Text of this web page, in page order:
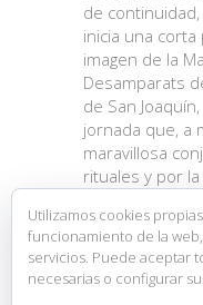
de
inicia una
imagen de la
Desamparats
de San
jornada que, a
maravillosa
rituales y por
expresiones
cultura local;
lo religioso
idiosincrasia.
Utilizamos cookies
funcionamiento de la
servicios. Puede aceptar
necesarias o configurar